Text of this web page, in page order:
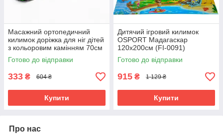
Масажний ортопедичний
килимок доріжка для ніг дітей
з кольоровим камінням 70см
OSPORT (OF-0277)
Готово до відправки
333 ₴ 604 ₴
Купити
Дитячий ігровий килимок
OSPORT Мадагаскар
120x200см (FI-0091)
Готово до відправки
915 ₴ 1 129 ₴
Купити
Про нас